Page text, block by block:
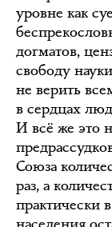
уровне как
догматов,
свободу
не верить
в сердцах
И всё же это
Союза
раз, а
практически